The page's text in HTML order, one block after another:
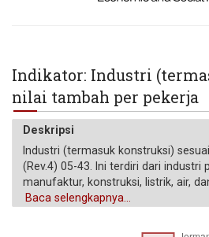
Indikator: Industri
nilai tambah per pekerja
Deskripsi
Industri (termasuk konstruksi)
(Rev.4) 05-43. Ini terdiri dari industri
manufaktur, konstruksi, listrik, air,
adalah kontribusi terhadap ekonomi
nilai output yang dihasilkan dan
Baca selengkapnya...